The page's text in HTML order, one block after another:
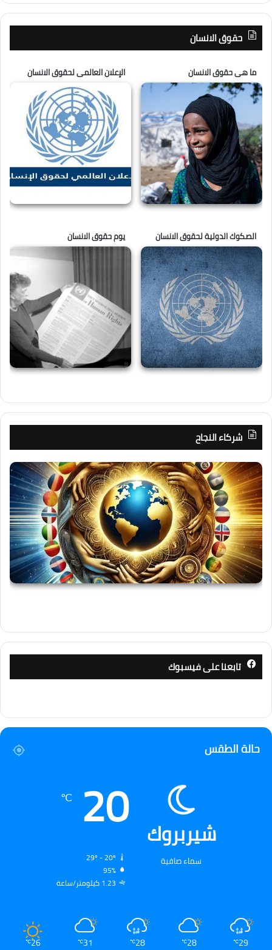
حقوق الانسان
ما هى حقوق الانسان الإعلان العالمى لحقوق الانسان
الصكوك الدولية لحقوق الانسان يوم حقوق الانسان
شركاء النجاح
تابعنا على فيسبوك
حالة الطقس
شيربروك
سماء صافية
20
℃
95%
1.23 كيلومتر/ساعة
29
℃
28
℃
28
℃
31
℃
26
℃